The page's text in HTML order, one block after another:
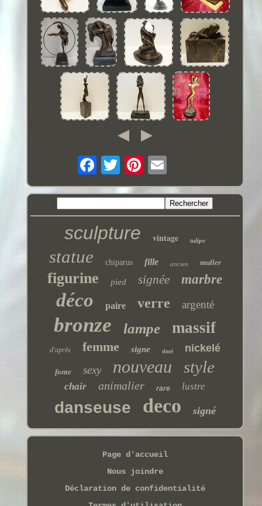
sculpture vintage tulipe
statue chiparus fille ancien muller
figurine pied signée marbre
déco paire verre argenté
bronze lampe massif
d'après femme signe doré nickelé
fonte sexy nouveau style
chair animalier rare lustre
danseuse deco signé
Page d'accueil
Nous joindre
Déclaration de confidentialité